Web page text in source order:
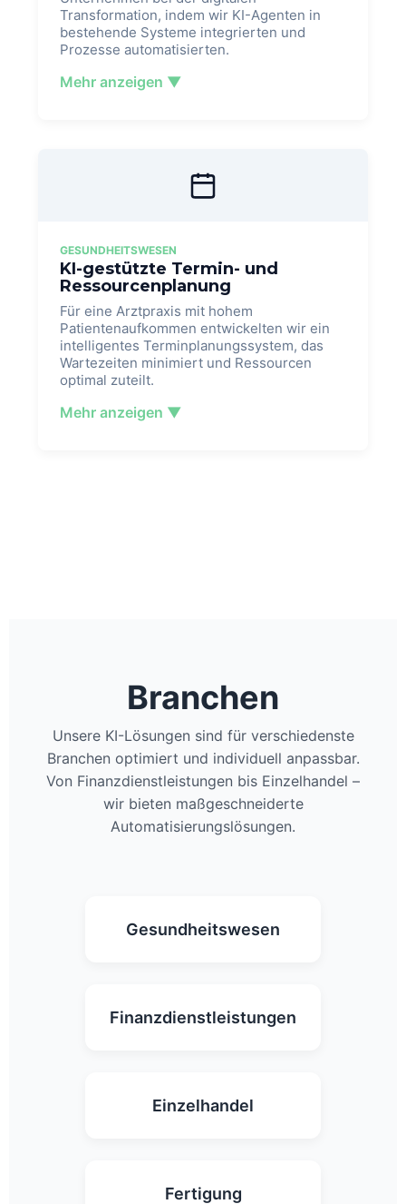
Transformation, indem wir KI-Agenten in
bestehende Systeme integrierten und
Prozesse automatisierten.
Mehr anzeigen ▼
GESUNDHEITSWESEN
KI-gestützte Termin- und
Ressourcenplanung
Für eine Arztpraxis mit hohem
Patientenaufkommen entwickelten wir ein
intelligentes Terminplanungssystem, das
Wartezeiten minimiert und Ressourcen
optimal zuteilt.
Mehr anzeigen ▼
Branchen
Unsere KI-Lösungen sind für verschiedenste
Branchen optimiert und individuell anpassbar.
Von Finanzdienstleistungen bis Einzelhandel –
wir bieten maßgeschneiderte
Automatisierungslösungen.
Gesundheitswesen
Finanzdienstleistungen
Einzelhandel
Fertigung